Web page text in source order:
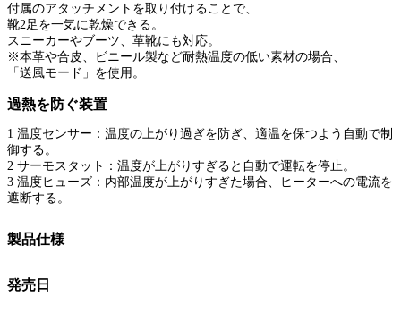
付属のアタッチメントを取り付けることで、
靴2足を一気に乾燥できる。
スニーカーやブーツ、革靴にも対応。
※本革や合皮、ビニール製など耐熱温度の低い素材の場合、
「送風モード」を使用。
過熱を防ぐ装置
1 温度センサー：温度の上がり過ぎを防ぎ、適温を保つよう自動で制
御する。
2 サーモスタット：温度が上がりすぎると自動で運転を停止。
3 温度ヒューズ：内部温度が上がりすぎた場合、ヒーターへの電流を
遮断する。
製品仕様
発売日